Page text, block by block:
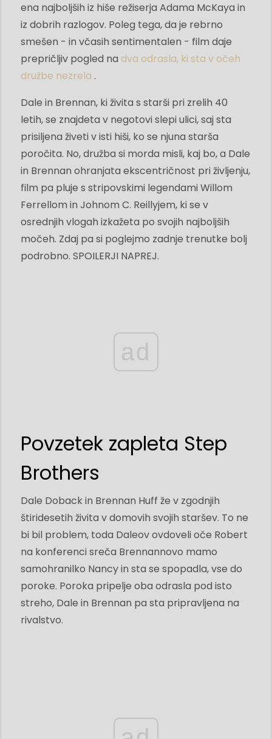
ena najboljših iz hiše režiserja Adama McKaya in
iz dobrih razlogov. Poleg tega, da je rebrno
smešen - in včasih sentimentalen - film daje
prepričljiv pogled na dva odrasla, ki sta v očeh
družbe nezrela .
Dale in Brennan, ki živita s starši pri zrelih 40
letih, se znajdeta v negotovi slepi ulici, saj sta
prisiljena živeti v isti hiši, ko se njuna starša
poročita. No, družba si morda misli, kaj bo, a Dale
in Brennan ohranjata ekscentričnost pri življenju,
film pa pluje s stripovskimi legendami Willom
Ferrellom in Johnom C. Reillyjem, ki se v
osrednjih vlogah izkažeta po svojih najboljših
močeh. Zdaj pa si poglejmo zadnje trenutke bolj
podrobno. SPOILERJI NAPREJ.
ad
Povzetek zapleta Step
Brothers
Dale Doback in Brennan Huff že v zgodnjih
štiridesetih živita v domovih svojih staršev. To ne
bi bil problem, toda Daleov ovdoveli oče Robert
na konferenci sreča Brennannovo mamo
samohranilko Nancy in sta se spopadla, vse do
poroke. Poroka pripelje oba odrasla pod isto
streho, Dale in Brennan pa sta pripravljena na
rivalstvo.